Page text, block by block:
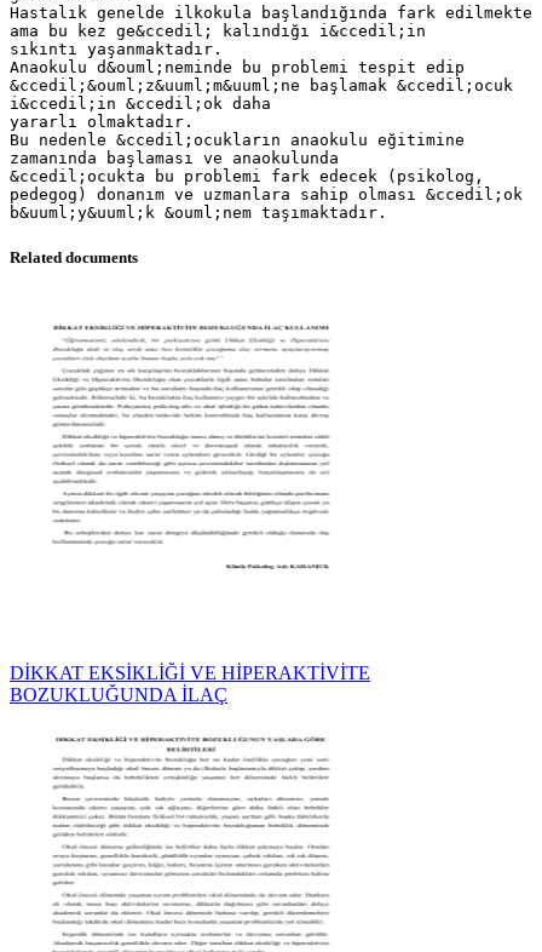
Hastalık genelde ilkokula başlandığında fark edilmekte
ama bu kez ge&ccedil; kalındığı i&ccedil;in
sıkıntı yaşanmaktadır.
Anaokulu d&ouml;neminde bu problemi tespit edip
&ccedil;&ouml;z&uuml;m&uuml;ne başlamak &ccedil;ocuk
i&ccedil;in &ccedil;ok daha
yararlı olmaktadır.
Bu nedenle &ccedil;ocukların anaokulu eğitimine
zamanında başlaması ve anaokulunda
&ccedil;ocukta bu problemi fark edecek (psikolog,
pedegog) donanım ve uzmanlara sahip olması &ccedil;ok
Related documents
DİKKAT EKSİKLİĞİ VE HİPERAKTİVİTE
BOZUKLUĞUNDA İLAÇ